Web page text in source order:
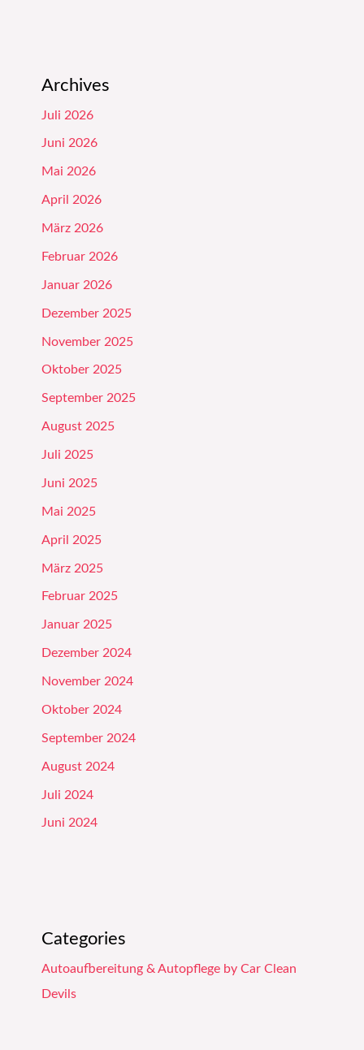
Archives
Juli 2026
Juni 2026
Mai 2026
April 2026
März 2026
Februar 2026
Januar 2026
Dezember 2025
November 2025
Oktober 2025
September 2025
August 2025
Juli 2025
Juni 2025
Mai 2025
April 2025
März 2025
Februar 2025
Januar 2025
Dezember 2024
November 2024
Oktober 2024
September 2024
August 2024
Juli 2024
Juni 2024
Categories
Autoaufbereitung & Autopflege by Car Clean
Devils